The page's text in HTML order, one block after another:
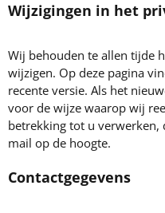
Wijzigingen in het
Wij behouden te allen tijde
wijzigen. Op deze pagina
recente versie. Als het
voor de wijze waarop wij
betrekking tot u verwerken,
mail op de hoogte.
Contactgegevens